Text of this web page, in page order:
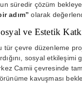
süredir çözüm
adım” olarak
ve Estetik
tür çevre düzenleme
sosyal
Camii çevresinde
kavuşması